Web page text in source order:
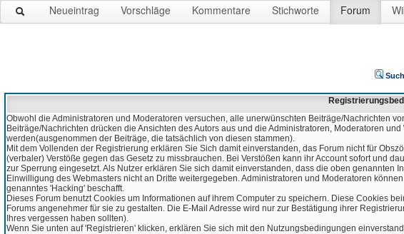
Neueintrag Vorschläge Kommentare Stichworte Forum
Obwohl die Administratoren und Moderatoren versuchen, alle unerwünschten Beiträge/Nachrichten
Beiträge/Nachrichten drücken die Ansichten des Autors aus und die Administratoren, Moderatoren
werden(ausgenommen der Beiträge, die tatsächlich von diesen stammen).
Mit dem Vollenden der Registrierung erklären Sie Sich damit einverstanden, das Forum nicht für
(verbaler) Verstöße gegen das Gesetz zu missbrauchen. Bei Verstößen kann ihr Account sofort und
zur Sperrung eingesetzt. Als Nutzer erklären Sie sich damit einverstanden, dass die oben
Einwilligung des Webmasters nicht an Dritte weitergegeben. Administratoren und Moderatoren
genanntes 'Hacking' beschafft.
Dieses Forum benutzt Cookies um Informationen auf ihrem Computer zu speichern. Diese Cookies
Forums angenehmer für sie zu gestalten. Die E-Mail Adresse wird nur zur Bestätigung ihrer
Ihres vergessen haben sollten).
Wenn Sie unten auf 'Registrieren' klicken, erklären Sie sich mit den Nutzungsbedingungen